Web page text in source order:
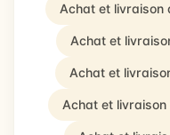
Achat et livraison
Achat et
Achat et
Achat et